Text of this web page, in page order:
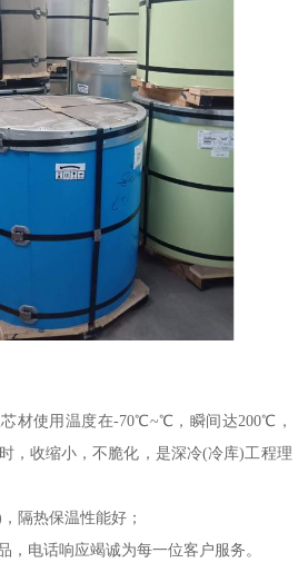
材使用温度在-70℃~℃，瞬间达200℃，
，收缩小，不脆化，是深冷(冷库)工程理
隔热保温性能好；
，电话响应竭诚为每一位客户服务。